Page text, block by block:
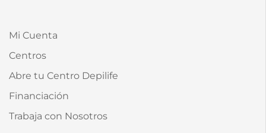
Mi Cuenta
Centros
Abre tu Centro Depilife
Financiación
Trabaja con Nosotros